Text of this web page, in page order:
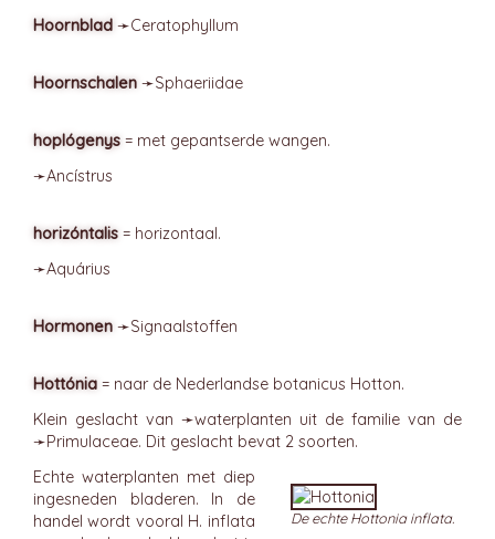
Hoornblad ➛Ceratophyllum
Hoornschalen ➛Sphaeriidae
hoplógenys = met gepantserde wangen.
➛Ancístrus
horizóntalis = horizontaal.
➛Aquárius
Hormonen ➛Signaalstoffen
Hottónia = naar de Nederlandse botanicus Hotton.
Klein geslacht van ➛waterplanten uit de familie van de
➛Primulaceae. Dit geslacht bevat 2 soorten.
De echte Hottonia inflata.
Echte waterplanten met diep
ingesneden bladeren. In de
handel wordt vooral H. inflata